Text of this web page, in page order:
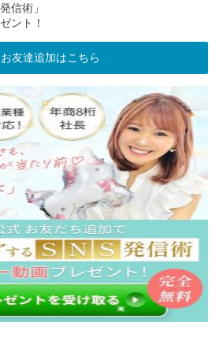
信術」
ント！
友達追加はこちら